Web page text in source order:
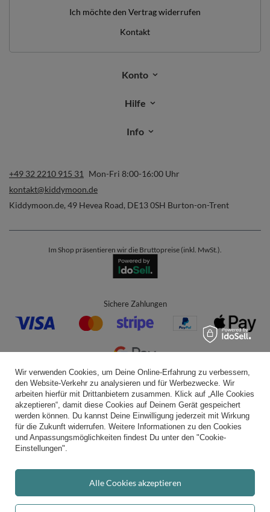
Ich möchte den Vertrag widerrufen
Kontakt
Konto
Hilfe
Info
+49 32 2210 915 31
Mon-Fri 8:00-16:00 Uhr
kontakt@kiddymoon.de
Kiddymoon.de, 49 Hevea Road, DE13 0SH Burton-on-Trent
Im Shop präsentieren wir die Bruttopreise (inkl. MwSt.).
Sichere Zahlungen
Bequeme Lieferung
Du kannst uns vertrauen
Folge uns:
Wir verwenden Cookies, um Deine Online-Erfahrung zu verbessern,
den Website-Verkehr zu analysieren und für Werbezwecke. Wir
arbeiten hierfür mit Drittanbietern zusammen. Klick auf „Alle Cookies
akzeptieren“, damit diese Cookies auf Deinem Gerät gespeichert
werden können. Du kannst Deine Einwilligung jederzeit mit Wirkung
für die Zukunft widerrufen. Weitere Informationen zu den Cookies
und Anpassungsmöglichkeiten findest Du unter den "Cookie-
Einstellungen".
Alle Cookies akzeptieren